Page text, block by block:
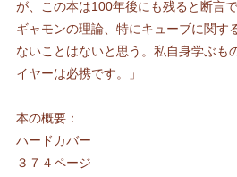
が、この本は100年後にも残ると断言
ギャモンの理論、特にキューブに関す
ないことはないと思う。私自身学ぶも
イヤーは必携です。」
本の概要：
ハードカバー
３７４ページ